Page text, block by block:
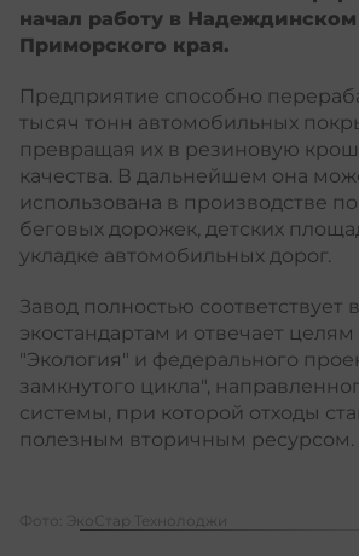
начал работу в
Приморского края.
Предприятие способно
тысяч тонн автомобильных
превращая их в резиновую
качества. В дальнейшем она
использована в производстве
беговых дорожек, детских
укладке автомобильных дорог.
Завод полностью соответствует
экостандартам и отвечает
"Экология" и федерального
замкнутого цикла",
системы, при которой отходы
полезным вторичным ресурсом.
Фото: ЭкоСтар Технолоджи